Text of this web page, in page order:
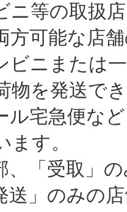
等の取扱
方可能な店
または一
物を発送で
急便など
ます。
受取」の
のみの店